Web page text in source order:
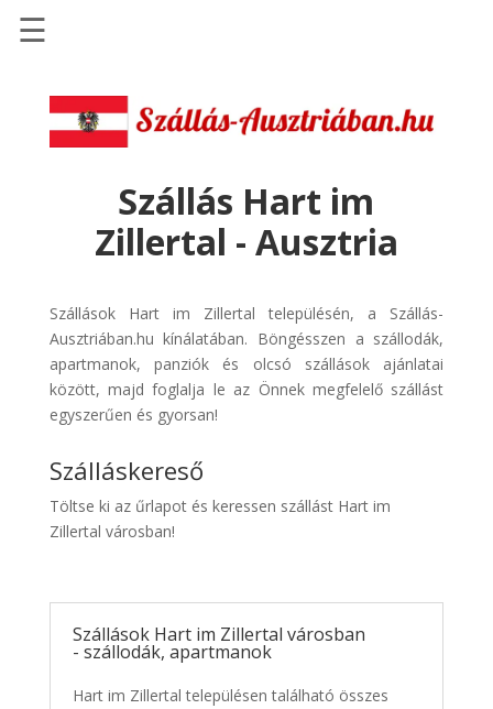
Szállások
Szállásinfo.eu
Repülőjegy
pénzvisszatérítéssel
Discover
Cars
Transzfer
Kiwi
Taxi
☰
Szállás Hart im
Zillertal - Ausztria
Szállások Hart im Zillertal településén, a Szállás-
Ausztriában.hu kínálatában. Böngésszen a szállodák,
apartmanok, panziók és olcsó szállások ajánlatai
között, majd foglalja le az Önnek megfelelő szállást
egyszerűen és gyorsan!
Szálláskereső
Töltse ki az űrlapot és keressen szállást Hart im
Zillertal városban!
Szállások Hart im Zillertal városban
- szállodák, apartmanok
Hart im Zillertal településen található összes